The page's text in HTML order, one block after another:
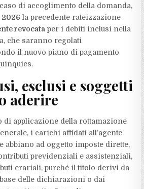
di accoglimento della domanda,
2026 la precedente rateizzazione
revocata per i debiti inclusi nella
che saranno regolati
il nuovo piano di pagamento
esclusi e soggetti
aderire
di applicazione della rottamazione
i carichi affidati all’agente
abbiano ad oggetto imposte dirette,
previdenziali e assistenziali,
erariali, purché il titolo derivi da
delle dichiarazioni o dai